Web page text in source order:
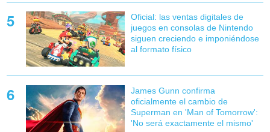
Oficial: las ventas digitales de
juegos en consolas de Nintendo
siguen creciendo e imponiéndose
al formato físico
James Gunn confirma
oficialmente el cambio de
Superman en 'Man of Tomorrow':
'No será exactamente el mismo'